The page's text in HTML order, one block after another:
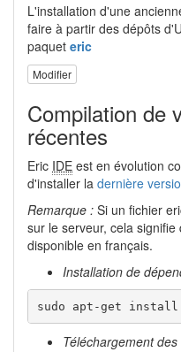
L'installation d'une
faire à partir des dépôts
paquet eric
Modifier
Compilation de
récentes
Eric IDE est en évolution
d'installer la dernière
Remarque : Si un fichier
sur le serveur, cela
disponible en français.
Installation de
sudo apt-get install
Téléchargement